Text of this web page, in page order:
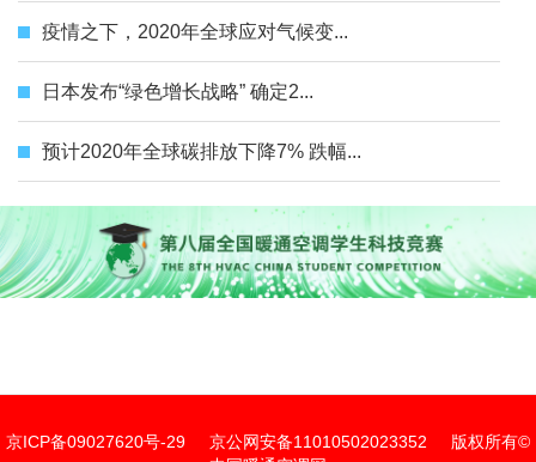
疫情之下，2020年全球应对气候变...
日本发布“绿色增长战略” 确定2...
预计2020年全球碳排放下降7% 跌幅...
京ICP备09027620号-29 京公网安备11010502023352 版权所有©